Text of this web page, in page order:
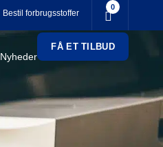
Bestil forbrugsstoffer
0
Nyheder
FÅ ET TILBUD